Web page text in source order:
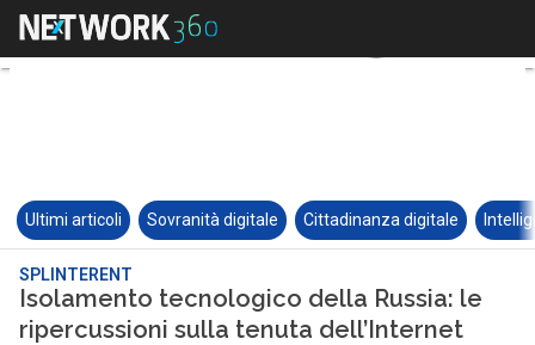
Ultimi articoli Sovranità digitale Cittadinanza digitale
SPLINTERENT
Isolamento tecnologico della Russia: le
ripercussioni sulla tenuta dell’Internet